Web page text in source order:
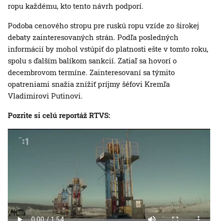
ropu každému, kto tento návrh podporí.
Podoba cenového stropu pre ruskú ropu vzíde zo širokej
debaty zainteresovaných strán. Podľa posledných
informácií by mohol vstúpiť do platnosti ešte v tomto roku,
spolu s ďalším balíkom sankcií. Zatiaľ sa hovorí o
decembrovom termíne. Zainteresovaní sa týmito
opatreniami snažia znížiť príjmy šéfovi Kremľa
Vladimirovi Putinovi.
Pozrite si celú reportáž RTVS: